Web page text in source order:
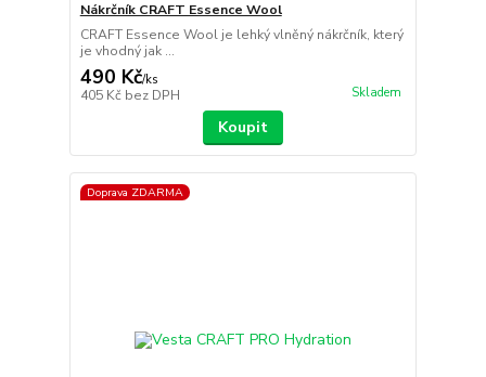
Nákrčník CRAFT Essence Wool
CRAFT Essence Wool je lehký vlněný nákrčník, který
je vhodný jak ...
490 Kč/ks
405 Kč bez DPH Skladem
Koupit
Doprava ZDARMA